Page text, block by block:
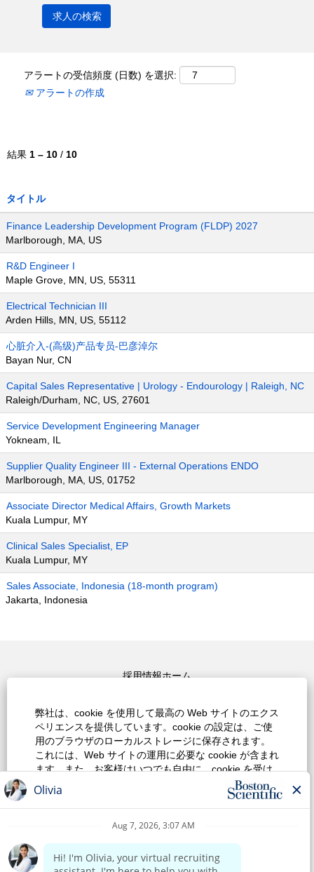
弊社は、cookie を使用して最高の Web サイトのエクス
ペリエンスを提供しています。cookie の設定は、ご使
用のブラウザのローカルストレージに保存されます。
これには、Web サイトの運用に必要な cookie が含まれ
ます。また、お客様はいつでも自由に、cookie を受け
入れるのか、あるいは、Web サイトのパフォーマンス
を改善するための cookie およびお客様の関心に合わせ
た内容を表示するために使用される cookie をオプトア
ウトするのかを決定および変更することができます。
スペリエンスや弊社が提供できるサービスに影響が及
ぶ場合があります。
アラートの受信頻度 (日数) を選択:
アラートの作成
結果 1 – 10 / 10
タイトル
Finance Leadership Development Program (FLDP) 2027
Marlborough, MA, US
R&D Engineer I
Maple Grove, MN, US, 55311
Electrical Technician III
Arden Hills, MN, US, 55112
心脏介入-(高级)产品专员-巴彦淖尔
Bayan Nur, CN
Capital Sales Representative | Urology - Endourology | Raleigh, NC
Raleigh/Durham, NC, US, 27601
Service Development Engineering Manager
Yokneam, IL
Supplier Quality Engineer III - External Operations ENDO
Marlborough, MA, US, 01752
Associate Director Medical Affairs, Growth Markets
Kuala Lumpur, MY
Clinical Sales Specialist, EP
Kuala Lumpur, MY
Sales Associate, Indonesia (18-month program)
Jakarta, Indonesia
採用情報ホーム
すべての職種を見る
プライバシーポリシー